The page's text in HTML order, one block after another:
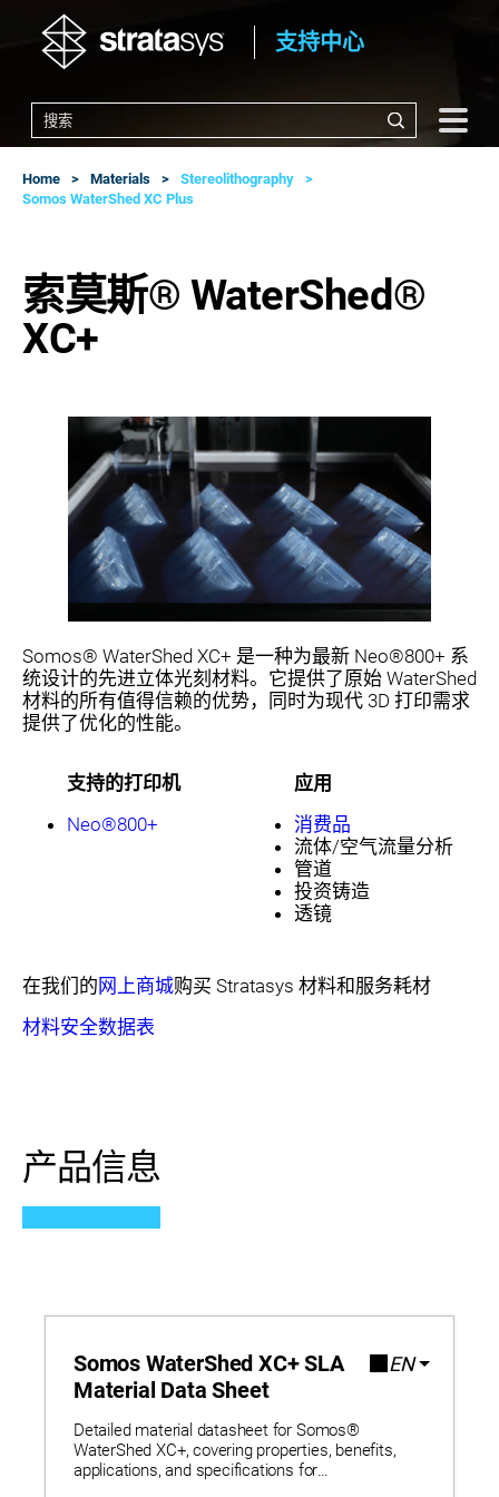
支持中心
Home Materials
Stereolithography
Somos WaterShed XC Plus
索莫斯® WaterShed®
XC+
Somos® WaterShed XC+ 是一种为最新 Neo®800+ 系
统设计的先进立体光刻材料。它提供了原始 WaterShed
材料的所有值得信赖的优势，同时为现代 3D 打印需求
提供了优化的性能。
支持的打印机
Neo®800+
应用
消费品
流体/空气流量分析
管道
投资铸造
透镜
在我们的网上商城购买 Stratasys 材料和服务耗材
材料安全数据表
产品信息
Somos WaterShed XC+ SLA
Material Data Sheet
EN
Detailed material datasheet for Somos®
WaterShed XC+, covering properties, benefits,
applications, and specifications for